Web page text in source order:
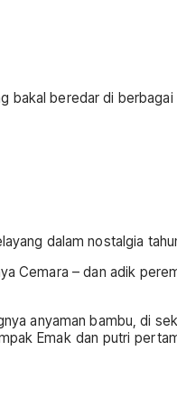
beredar di
dalam nostalgia
Cemara – dan adik
anyaman bambu, di
Emak dan putri